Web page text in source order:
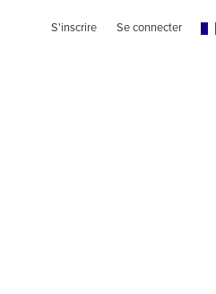
S'inscrire Se connecter